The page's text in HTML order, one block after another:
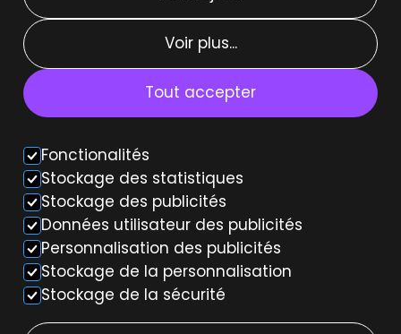
Location courte durée
Location moyenne durée
Location weekend
Voiture autonome
Voir plus...
Tout accepter
Fonctionalités
Stockage des statistiques
Stockage des publicités
Données utilisateur des publicités
Personnalisation des publicités
Stockage de la personnalisation
Stockage de la sécurité